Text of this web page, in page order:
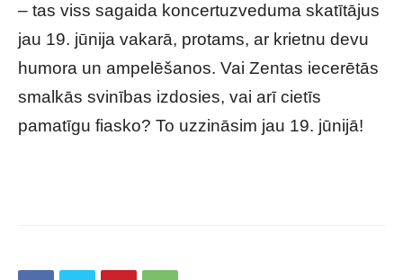
– tas viss sagaida koncertuzveduma skatītājus
jau 19. jūnija vakarā, protams, ar krietnu devu
humora un ampelēšanos. Vai Zentas iecerētās
smalkās svinības izdosies, vai arī cietīs
pamatīgu fiasko? To uzzināsim jau 19. jūnijā!